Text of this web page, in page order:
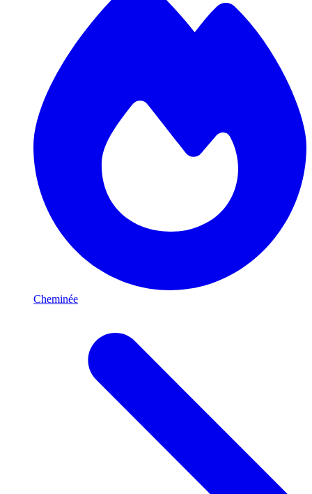
Cheminée